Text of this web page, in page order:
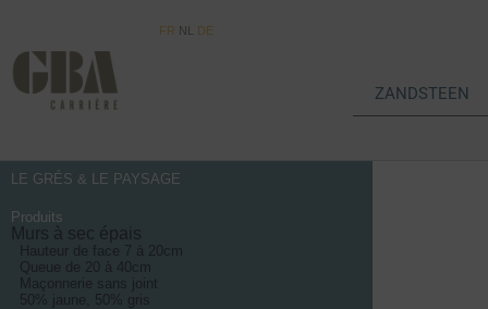
FR NL DE
ZANDSTEEN
LE GRÉS & LE PAYSAGE
Produits
Murs à sec épais
Hauteur de face 7 à 20cm
Queue de 20 à 40cm
Maçonnerie sans joint
50% jaune, 50% gris